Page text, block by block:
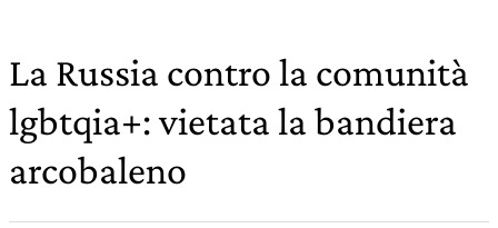
La Russia contro la comunità
lgbtqia+: vietata la bandiera
arcobaleno